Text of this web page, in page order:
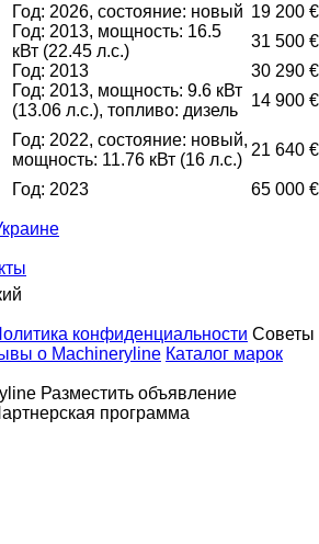
Год: 2026, состояние: новый 19 200 €
Год: 2013, мощность: 16.5
кВт (22.45 л.с.)
31 500 €
Год: 2013
30 290 €
Год: 2013, мощность: 9.6 кВт
(13.06 л.с.), топливо: дизель
14 900 €
Год: 2022, состояние: новый,
мощность: 11.76 кВт (16 л.с.)
21 640 €
Год: 2023
65 000 €
конфиденциальности Советы
о Machineryline Каталог марок
Разместить объявление
программа